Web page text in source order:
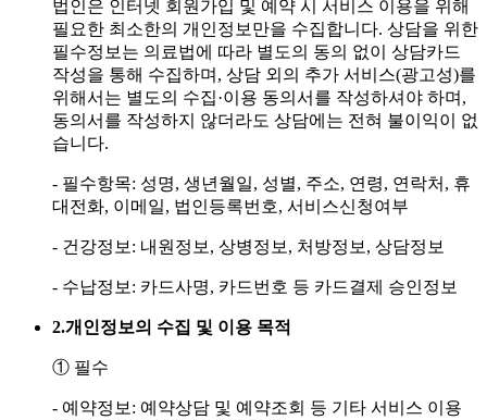
법인은 인터넷 회원가입 및 예약 시 서비스 이용을 위해
필요한 최소한의 개인정보만을 수집합니다. 상담을 위한
필수정보는 의료법에 따라 별도의 동의 없이 상담카드
작성을 통해 수집하며, 상담 외의 추가 서비스(광고성)를
위해서는 별도의 수집·이용 동의서를 작성하셔야 하며,
동의서를 작성하지 않더라도 상담에는 전혀 불이익이 없
습니다.
- 필수항목: 성명, 생년월일, 성별, 주소, 연령, 연락처, 휴
대전화, 이메일, 법인등록번호, 서비스신청여부
- 건강정보: 내원정보, 상병정보, 처방정보, 상담정보
- 수납정보: 카드사명, 카드번호 등 카드결제 승인정보
2.개인정보의 수집 및 이용 목적
① 필수
- 예약정보: 예약상담 및 예약조회 등 기타 서비스 이용